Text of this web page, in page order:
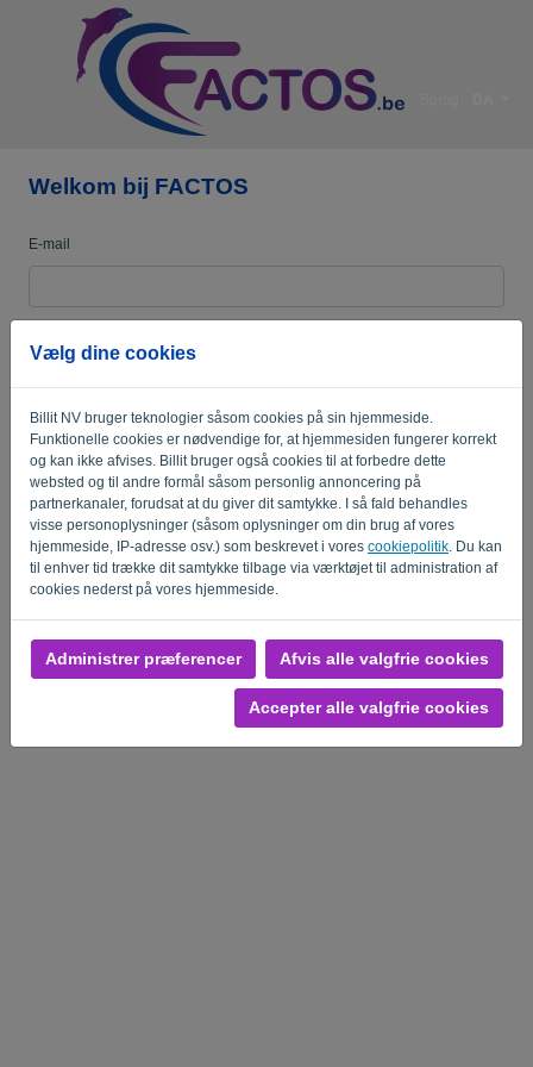
Vælg dine cookies
Billit NV bruger teknologier såsom cookies på sin hjemmeside.
Funktionelle cookies er nødvendige for, at hjemmesiden fungerer korrekt
og kan ikke afvises. Billit bruger også cookies til at forbedre dette
websted og til andre formål såsom personlig annoncering på
partnerkanaler, forudsat at du giver dit samtykke. I så fald behandles
visse personoplysninger (såsom oplysninger om din brug af vores
hjemmeside, IP-adresse osv.) som beskrevet i vores cookiepolitik. Du kan
til enhver tid trække dit samtykke tilbage via værktøjet til administration af
cookies nederst på vores hjemmeside.
Administrer præferencer Afvis alle valgfrie cookies
Accepter alle valgfrie cookies
Welkom bij FACTOS
E-mail
Mind mig Glemt adgangskode?
LOG IND
Fortrolighedspolitik-Vilkår og betingelser